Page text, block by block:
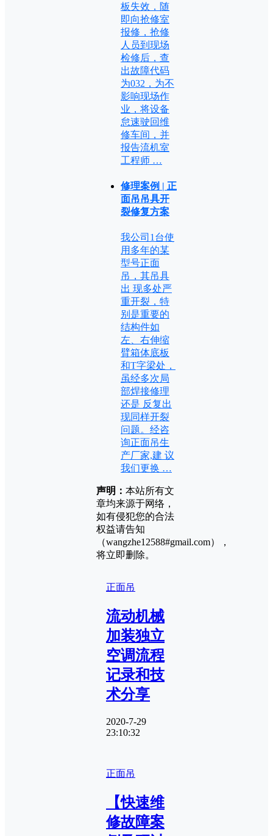
板失效，随
即向抢修室
报修，抢修
人员到现场
检修后，查
出故障代码
为032，为不
影响现场作
业，将设备
怠速驶回维
修车间，并
报告流机室
工程师 …
修理案例 | 正
面吊吊具开
裂修复方案
我公司1台使
用多年的某
型号正面
吊，其吊具
出 现多处严
重开裂，特
别是重要的
结构件如
左、右伸缩
臂箱体底板
和T字梁处，
虽经多次局
部焊接修理
还是 反复出
现同样开裂
问题。经咨
询正面吊生
产厂家,建 议
我们更换 …
声明： 本站所有文
章均来源于网络，
如有侵犯您的合法
权益请告知
（wangzhe12588#gmail.com），
将立即删除。
正面吊
流动机械
加装独立
空调流程
记录和技
术分享
2020-7-29
23:10:32
正面吊
【快速维
修故障案